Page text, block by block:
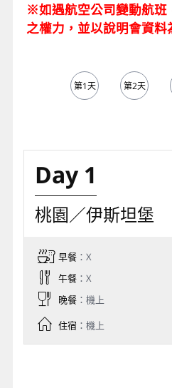
※如遇航空公司變動航班
之權力，並以說明會資料
第1天 第2天
Day 1
桃園／伊斯坦堡
早餐：X
午餐：X
晚餐：機上
住宿：機上